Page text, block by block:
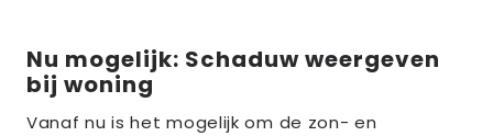
Lees
meer
over
Nu mogelijk: Schaduw weergeven
bij woning
Vanaf nu is het mogelijk om de zon- en